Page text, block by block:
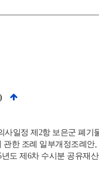
일정 제2항 보은군 폐기
한 조례 일부개정조례안
도 제6차 수시분 공유재